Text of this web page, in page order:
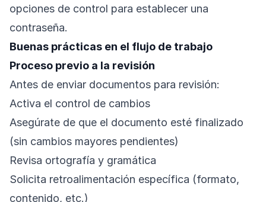
opciones de control para establecer una
contraseña.
Buenas prácticas en el flujo de trabajo
Proceso previo a la revisión
Antes de enviar documentos para revisión:
Activa el control de cambios
Asegúrate de que el documento esté finalizado
(sin cambios mayores pendientes)
Revisa ortografía y gramática
Solicita retroalimentación específica (formato,
contenido, etc.)